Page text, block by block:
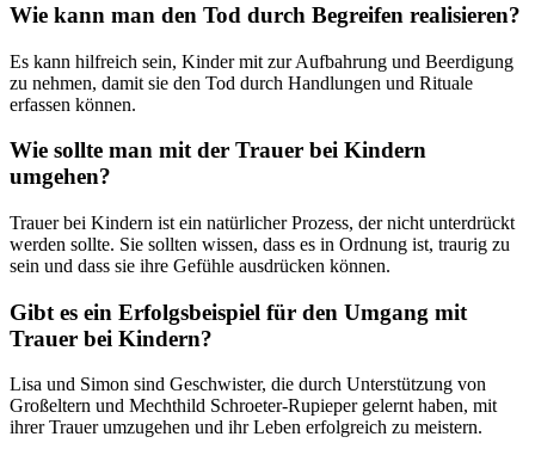
Wie kann man den Tod durch Begreifen realisieren?
Es kann hilfreich sein, Kinder mit zur Aufbahrung und Beerdigung
zu nehmen, damit sie den Tod durch Handlungen und Rituale
erfassen können.
Wie sollte man mit der Trauer bei Kindern
umgehen?
Trauer bei Kindern ist ein natürlicher Prozess, der nicht unterdrückt
werden sollte. Sie sollten wissen, dass es in Ordnung ist, traurig zu
sein und dass sie ihre Gefühle ausdrücken können.
Gibt es ein Erfolgsbeispiel für den Umgang mit
Trauer bei Kindern?
Lisa und Simon sind Geschwister, die durch Unterstützung von
Großeltern und Mechthild Schroeter-Rupieper gelernt haben, mit
ihrer Trauer umzugehen und ihr Leben erfolgreich zu meistern.